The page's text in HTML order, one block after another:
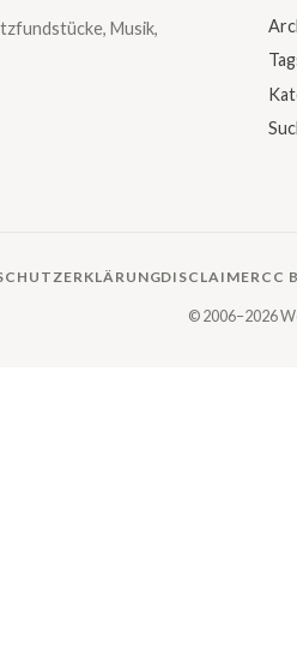
Musik,
DISCLAIMER CC
© 2006–2026